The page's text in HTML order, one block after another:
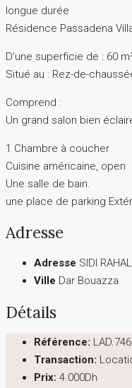
longue durée
Résidence Passadena
D’une superficie de : 60
Situé au : Rez-de-
Comprend :
Un grand salon bien
1 Chambre à coucher
Cuisine américaine, open
Une salle de bain.
une place de parking
Adresse
Adresse SIDI RAHAL
Ville Dar Bouazza
Détails
Référence:
Transaction:
Prix: 4.000Dh